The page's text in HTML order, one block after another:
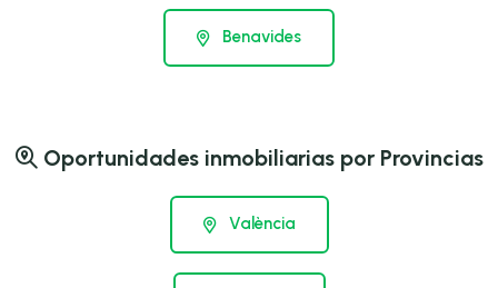
Benavides
Oportunidades inmobiliarias por Provincias
València